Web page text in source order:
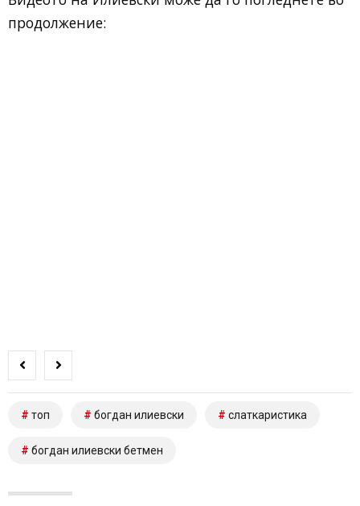
продолжение:
топ богдан илиевски слаткаристика
богдан илиевски бетмен